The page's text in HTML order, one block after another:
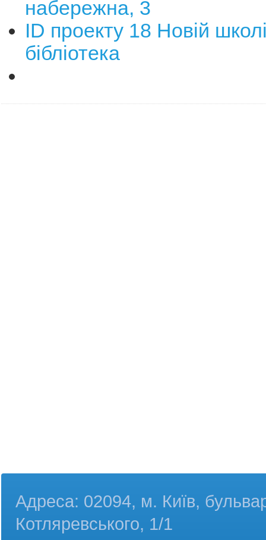
набережна, 3
ID проекту 18 Новій
бібліотека
Адреса: 02094, м. Київ,
Котляревського, 1/1